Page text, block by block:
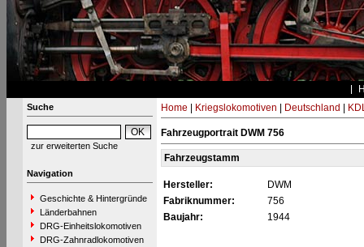
Suche
zur erweiterten Suche
Navigation
Geschichte & Hintergründe
Länderbahnen
DRG-Einheitslokomotiven
DRG-Zahnradlokomotiven
Home Kriegslokomotiven Deutschland
Fahrzeugportrait DWM 756
Fahrzeugstamm
Hersteller:
DWM
Fabriknummer:
756
Baujahr:
1944